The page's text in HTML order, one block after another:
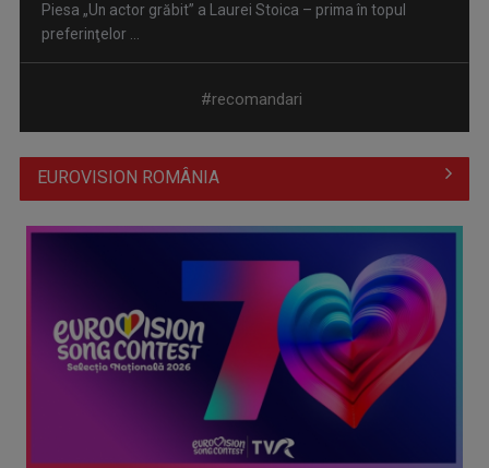
Piesa „Un actor grăbit” a Laurei Stoica – prima în topul
preferinţelor ...
Cate Blanchett este „Blue Jasmine” – sâmbătă seară, la TVR
#recomandari
EUROVISION ROMÂNIA